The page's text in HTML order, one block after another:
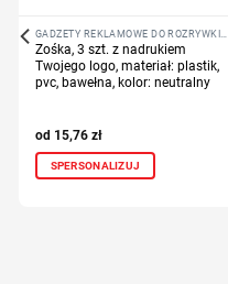
GADŻETY REKLAMOWE DO ROZRYWKI I SZKOŁY
Zośka, 3 szt. z nadrukiem
Twojego logo, materiał: plastik,
pvc, bawełna, kolor: neutralny
15,76 zł
SPERSONALIZUJ